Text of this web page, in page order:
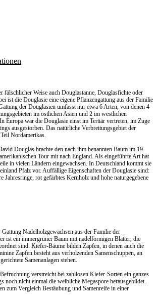
fälschlicher Weise auch Douglastanne, Douglasfichte oder
ist die Douglasie eine eigene Pflanzengattung aus der Familie
der Douglasien umfasst nur etwa 6 Arten, von denen 4
im östlichen Asien und 2 im westlichen
Europa war die Douglasie einst im Tertiär vertreten, im Zuge
ausgestorben. Das natürliche Verbreitungsgebiet der
Nordamerikas.
Douglas brachte den nach ihm benannten Baum im 19.
Tour mit nach England. Als eingeführte Art hat
in vielen Ländern eingewachsen. In Deutschland kommt sie
Pfalz vor. Auffällige Eigenschaften der Douglasie sind:
Jahresringe, rot gefärbtes Kernholz und hohe naturgegebene
Nadelholzgewächsen aus der Familie der
ist ein immergrüner Baum mit nadelförmigen Blätter, die
sind. Kiefer-Bäume bilden Zapfen, in denen auch die
Zapfen besteht aus verholzenden Samenschuppen, an
Samenanlagen stehen.
verstreicht bei zahllosen Kiefer-Sorten ein ganzes
noch nicht einmal die weibliche Megaspore herausgebildet.
zum Vergleich Bestäubung und Samenreife in einer